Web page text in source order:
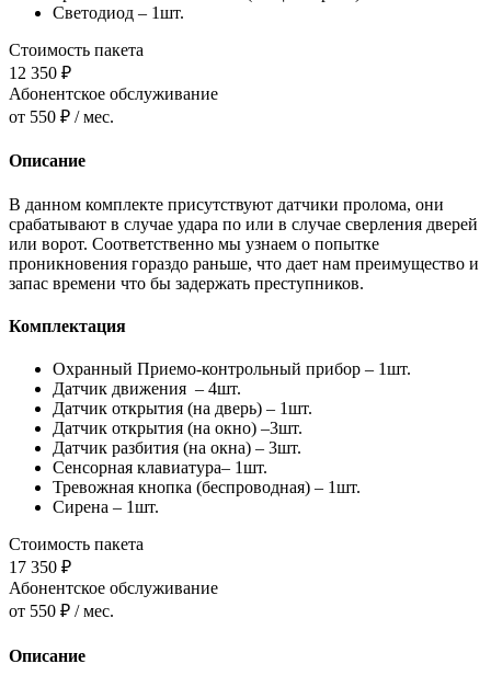
Светодиод – 1шт.
Стоимость пакета
12 350 ₽
Абонентское обслуживание
от 550 ₽ / мес.
Описание
В данном комплекте присутствуют датчики пролома, они
срабатывают в случае удара по или в случае сверления дверей
или ворот. Соответственно мы узнаем о попытке
проникновения гораздо раньше, что дает нам преимущество и
запас времени что бы задержать преступников.
Комплектация
Охранный Приемо-контрольный прибор – 1шт.
Датчик движения – 4шт.
Датчик открытия (на дверь) – 1шт.
Датчик открытия (на окно) –3шт.
Датчик разбития (на окна) – 3шт.
Сенсорная клавиатура– 1шт.
Тревожная кнопка (беспроводная) – 1шт.
Сирена – 1шт.
Стоимость пакета
17 350 ₽
Абонентское обслуживание
от 550 ₽ / мес.
Описание